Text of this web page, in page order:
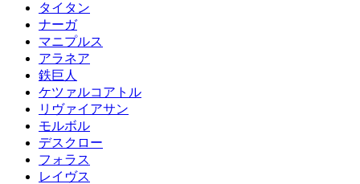
タイタン
ナーガ
マニプルス
アラネア
鉄巨人
ケツァルコアトル
リヴァイアサン
モルボル
デスクロー
フォラス
レイヴス